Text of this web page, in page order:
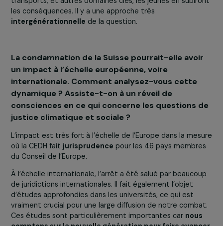
auprès du Parlement.
Conseil des ministres. Nous voulons voir un
budget
carbone
être mis en place, la
révision du cadre
et des lois trop peu ambitieuses sur le plan climatique.
Enfin, nous avons aussi pu nous exprimer en ce qui
concerne notre vision d’une politique climatique prise
compte de manière transversale et non faisant l’objet
travail en silo.
La Cour n’a pas dicté ce que l’État suisse doit mettre
place. Elle a néanmoins repris tous les objectifs du pays
ces objectifs qui étaient fixés à 2025 n’étaient pas
atteints.
La Cour a souligné que si d’ici 2030, il n’y avait pas
d’actions concrètes pour ce qui est des chauffages, des